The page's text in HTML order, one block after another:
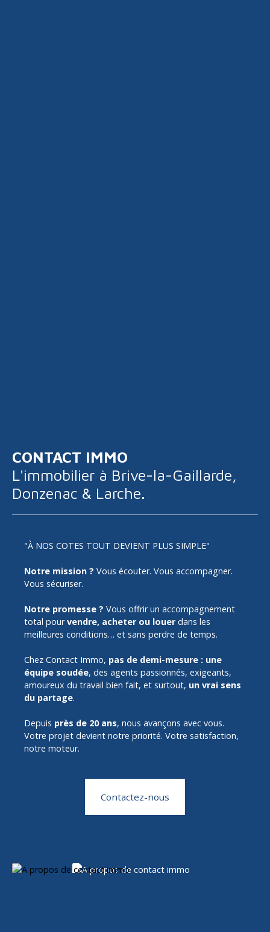
CONTACT IMMO
L'immobilier à Brive-la-Gaillarde,
Donzenac & Larche.
"À NOS COTES TOUT DEVIENT PLUS SIMPLE"
Notre mission ? Vous écouter. Vous accompagner.
Vous sécuriser.
Notre promesse ? Vous offrir un accompagnement
total pourvendre, acheter ou louerdans les
meilleures conditions… et sans perdre de temps.
Chez Contact Immo, pas de demi-mesure : une
équipe soudée, des agents passionnés, exigeants,
amoureux du travail bien fait, et surtout, un vrai sens
du partage.
Depuis près de 20 ans, nous avançons avec vous.
Votre projet devient notre priorité. Votre satisfaction,
notre moteur.
Contactez-nous